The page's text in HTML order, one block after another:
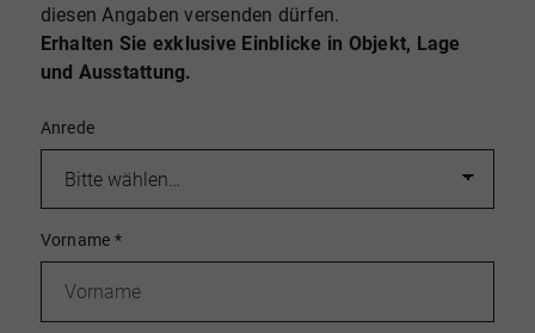
diesen Angaben versenden dürfen.
Erhalten Sie exklusive Einblicke in Objekt, Lage
und Ausstattung.
Anrede
Vorname *